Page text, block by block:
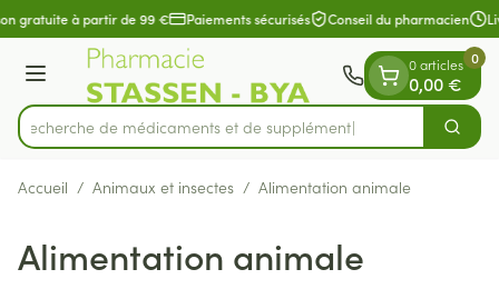
Aller au contenu
1 de 1
gratuite à partir de 99 € Paiements sécurisés Conseil du pharmacien
Menu
Rechercher
Recherche de médicaments
0 articles
0,00 €
0
Accueil / Animaux et insectes / Alimentation animale
Alimentation animale